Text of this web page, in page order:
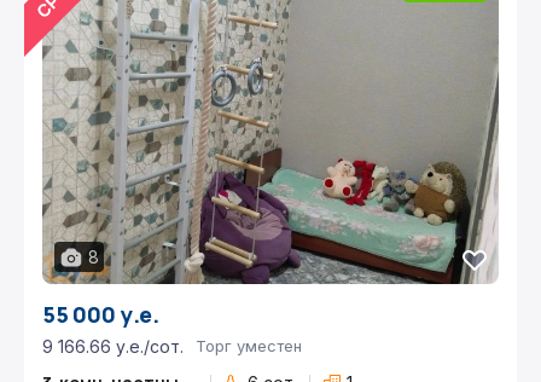
8
55 000 у.е.
9 166.66 у.е./сот. Торг уместен